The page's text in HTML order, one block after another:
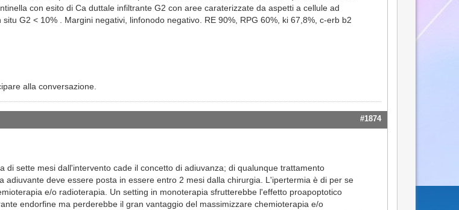
con esito di Ca duttale infiltrante G2 con aree caraterizzate da aspetti a cellule ad
G2 < 10% . Margini negativi, linfonodo negativo. RE 90%, RPG 60%, ki 67,8%, c-erb b2
alla conversazione.
#1874
di sette mesi dall'intervento cade il concetto di adiuvanza; di qualunque trattamento
adiuvante deve essere posta in essere entro 2 mesi dalla chirurgia. L'ipertermia è di per se
e/o radioterapia. Un setting in monoterapia sfrutterebbe l'effetto proapoptotico
endorfine ma perderebbe il gran vantaggio del massimizzare chemioterapia e/o